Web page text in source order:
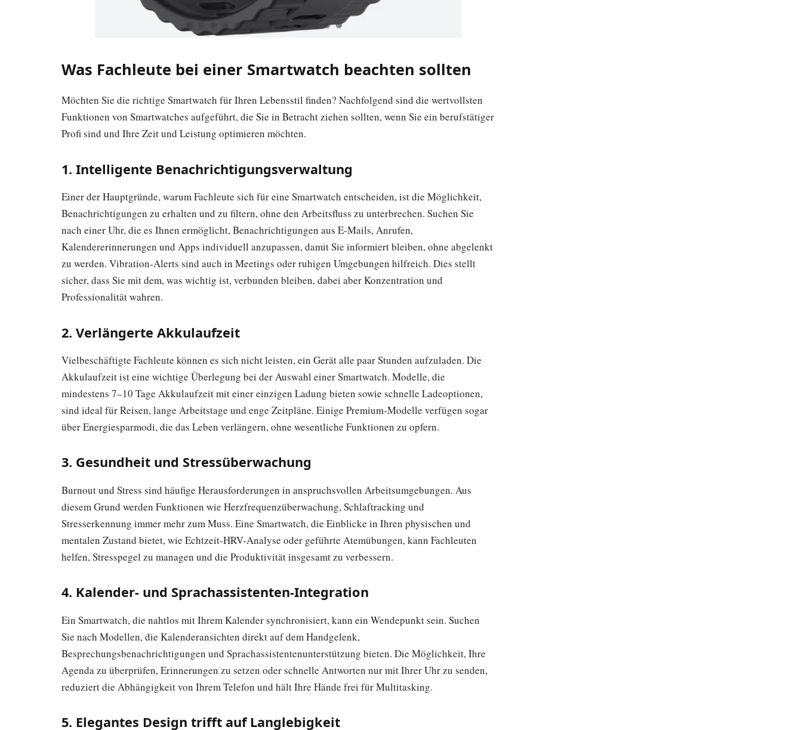
Was Fachleute bei einer Smartwatch beachten sollten
Möchten Sie die richtige Smartwatch für Ihren Lebensstil finden? Nachfolgend sind die wertvollsten
Funktionen von Smartwatches aufgeführt, die Sie in Betracht ziehen sollten, wenn Sie ein berufstätiger
Profi sind und Ihre Zeit und Leistung optimieren möchten.
1. Intelligente Benachrichtigungsverwaltung
Einer der Hauptgründe, warum Fachleute sich für eine Smartwatch entscheiden, ist die Möglichkeit,
Benachrichtigungen zu erhalten und zu filtern, ohne den Arbeitsfluss zu unterbrechen. Suchen Sie
nach einer Uhr, die es Ihnen ermöglicht, Benachrichtigungen aus E-Mails, Anrufen,
Kalendererinnerungen und Apps individuell anzupassen, damit Sie informiert bleiben, ohne abgelenkt
zu werden. Vibration-Alerts sind auch in Meetings oder ruhigen Umgebungen hilfreich. Dies stellt
sicher, dass Sie mit dem, was wichtig ist, verbunden bleiben, dabei aber Konzentration und
Professionalität wahren.
2. Verlängerte Akkulaufzeit
Vielbeschäftigte Fachleute können es sich nicht leisten, ein Gerät alle paar Stunden aufzuladen. Die
Akkulaufzeit ist eine wichtige Überlegung bei der Auswahl einer Smartwatch. Modelle, die
mindestens 7–10 Tage Akkulaufzeit mit einer einzigen Ladung bieten sowie schnelle Ladeoptionen,
sind ideal für Reisen, lange Arbeitstage und enge Zeitpläne. Einige Premium-Modelle verfügen sogar
über Energiesparmodi, die das Leben verlängern, ohne wesentliche Funktionen zu opfern.
3. Gesundheit und Stressüberwachung
Burnout und Stress sind häufige Herausforderungen in anspruchsvollen Arbeitsumgebungen. Aus
diesem Grund werden Funktionen wie Herzfrequenzüberwachung, Schlaftracking und
Stresserkennung immer mehr zum Muss. Eine Smartwatch, die Einblicke in Ihren physischen und
mentalen Zustand bietet, wie Echtzeit-HRV-Analyse oder geführte Atemübungen, kann Fachleuten
helfen, Stresspegel zu managen und die Produktivität insgesamt zu verbessern.
4. Kalender- und Sprachassistenten-Integration
Ein Smartwatch, die nahtlos mit Ihrem Kalender synchronisiert, kann ein Wendepunkt sein. Suchen
Sie nach Modellen, die Kalenderansichten direkt auf dem Handgelenk,
Besprechungsbenachrichtigungen und Sprachassistentenunterstützung bieten. Die Möglichkeit, Ihre
Agenda zu überprüfen, Erinnerungen zu setzen oder schnelle Antworten nur mit Ihrer Uhr zu senden,
reduziert die Abhängigkeit von Ihrem Telefon und hält Ihre Hände frei für Multitasking.
5. Elegantes Design trifft auf Langlebigkeit